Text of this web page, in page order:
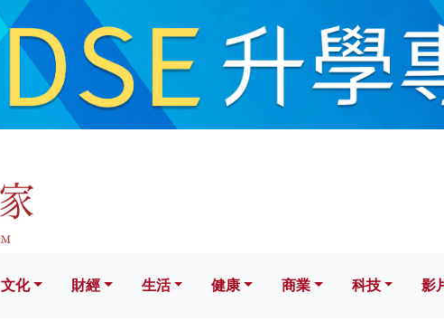
財經 生活 健康 科技
文化 財經 生活 健康 商業 科技 影